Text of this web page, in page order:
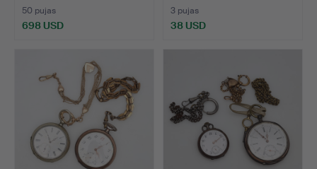
50 pujas
698 USD
3 pujas
38 USD